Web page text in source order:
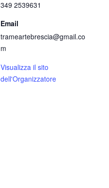
349 2539631
Email
trameartebrescia@gmail.co
m
Visualizza il sito
dell'Organizzatore